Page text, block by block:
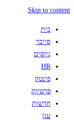
Skip to content
בית
סייבר
גיוסים
HR
פינטק
פרטיות
חדשות
ענן